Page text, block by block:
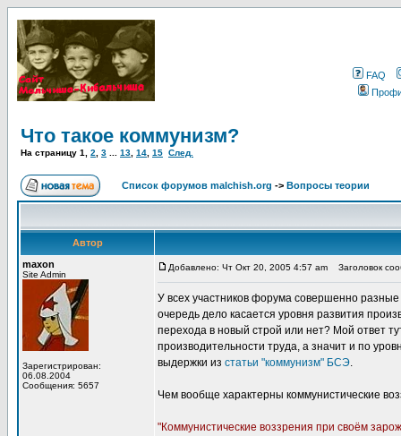
FAQ
Что такое коммунизм?
На страницу 1 2 3 13 14 15 След.
Список форумов malchish.org -> Вопросы теории
Автор
maxon
Site Admin
Зарегистрирован:
06.08.2004
Сообщения: 5657
Добавлено: Чт Окт 20, 2005 4:57 am Заголовок
У всех участников форума совершенно
очередь дело касается уровня развития
перехода в новый строй или нет? Мой ответ
производительности труда, а значит и по
выдержки из статьи "коммунизм" БСЭ.
Чем вообще характерны коммунистические
"Коммунистические воззрения при своём